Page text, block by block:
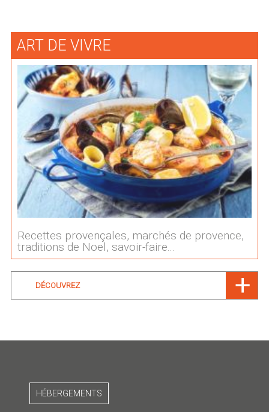
ART DE VIVRE
Recettes provençales, marchés de provence,
traditions de Noel, savoir-faire...
DÉCOUVREZ
HÉBERGEMENTS